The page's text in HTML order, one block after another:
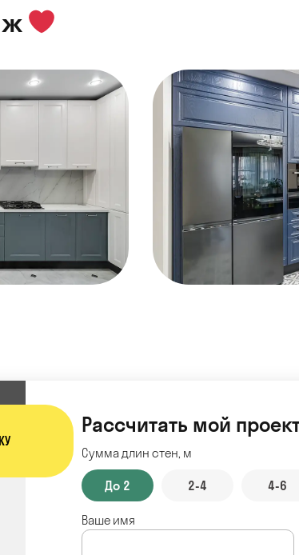
Рассчитать мой
Сумма длин стен, м
До 2 2-4 4-6
Ваше имя